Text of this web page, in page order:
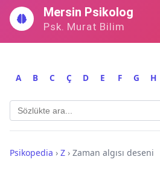
İçeriğe
geç
Mersin Psikolog
Psk. Murat Bilim
A B C Ç D E F G H
Psikopedia › Z › Zaman algısı deseni